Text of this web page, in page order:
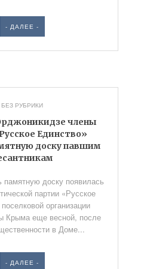
- ДАЛЕЕ -
БЕЗ РУБРИКИ
члены
Единство»
доску павшим
памятную доску появилась
партии «Русское
организации
Крыма еще весной, после
в Доме...
- ДАЛЕЕ -